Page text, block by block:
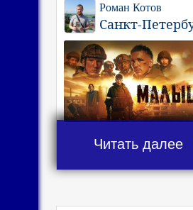
Роман Котов
Санкт-
Читать далее